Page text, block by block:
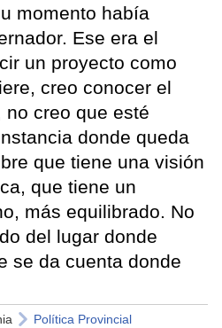
momento había
Ese era el
un proyecto como
creo conocer el
no creo que esté
donde queda
que tiene una visión
que tiene un
más equilibrado. No
del lugar donde
se da cuenta donde
Política Provincial